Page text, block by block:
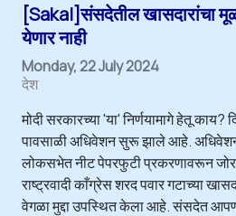
[Sakal]संसदेतील खासदारांचा
येणार नाही
Monday, 22 July 2024
देश
मोदी सरकारच्या 'या' निर्णयामागे हेतू
पावसाळी अधिवेशन सुरू झाले आहे.
लोकसभेत नीट पेपरफुटी प्रकरणावरून
राष्ट्रवादी काँग्रेस शरद पवार गटाच्या
वेगळा मुद्दा उपस्थित केला आहे. संसदेत